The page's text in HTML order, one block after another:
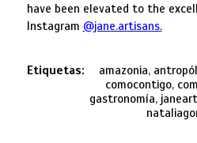
have been elevated to the
Instagram @jane.artisans.
Etiquetas:
amazonia,
comocontigo,
gastronomía,